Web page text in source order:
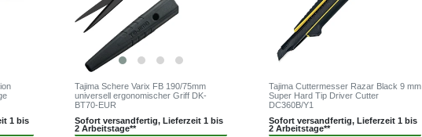
1 bis
Tajima Schere Varix FB 190/75mm
universell ergonomischer Griff DK-
BT70-EUR
Sofort versandfertig, Lieferzeit 1 bis
2 Arbeitstage**
Tajima Cuttermesser Razar Black 9 mm
Super Hard Tip Driver Cutter
DC360B/Y1
Sofort versandfertig, Lieferzeit 1 bis
2 Arbeitstage**